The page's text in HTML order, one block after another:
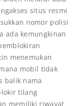
situs resmi
nomor polisi
ada kemungkinan
menemukan
mobil tidak
balik nama
tilang
memiliki riwayat